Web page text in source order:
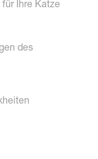
für Ihre Katze
des